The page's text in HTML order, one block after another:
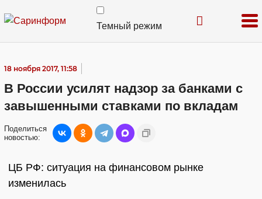
Темный режим
18 ноября 2017, 11:58
В России усилят надзор за банками с
завышенными ставками по вкладам
Поделиться
новостью:
ЦБ РФ: ситуация на финансовом рынке
изменилась